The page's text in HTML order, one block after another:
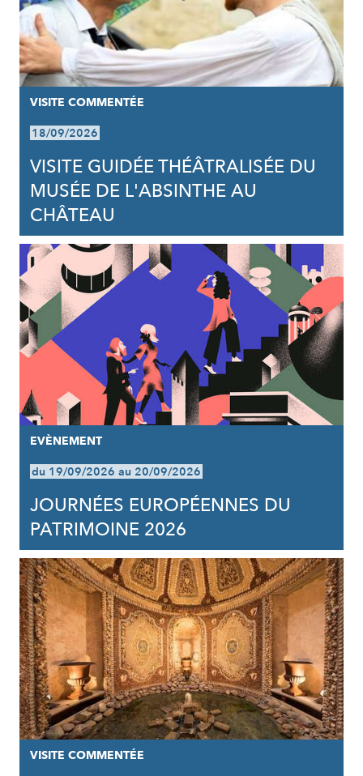
VISITE COMMENTÉE
18/09/2026
VISITE GUIDÉE THÉÂTRALISÉE DU
MUSÉE DE L'ABSINTHE AU
CHÂTEAU
EVÈNEMENT
du 19/09/2026 au 20/09/2026
JOURNÉES EUROPÉENNES DU
PATRIMOINE 2026
VISITE COMMENTÉE